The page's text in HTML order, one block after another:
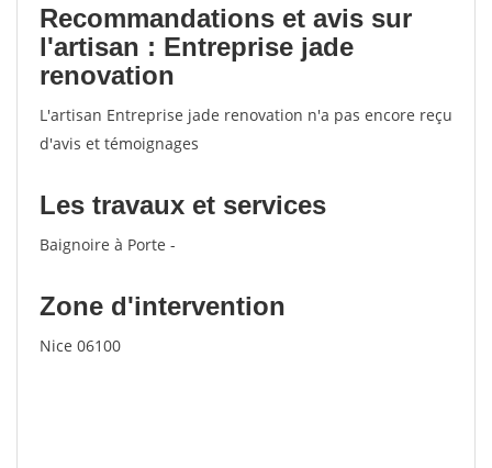
Recommandations et avis sur
l'artisan : Entreprise jade
renovation
L'artisan Entreprise jade renovation n'a pas encore reçu
d'avis et témoignages
Les travaux et services
Baignoire à Porte -
Zone d'intervention
Nice 06100